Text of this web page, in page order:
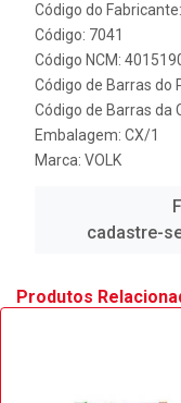
Código do
Código: 7041
Código NCM:
Código de Barras do
Código de Barras da
Embalagem: CX/1
Marca: VOLK
cadastre-
Produtos